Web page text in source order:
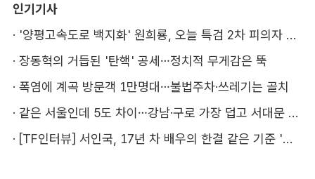
인기기사
·
'양평고속도로 백지화' 원희룡, 오늘 특검 2차 피의자 조사
· 장동혁의 거듭된 '탄핵' 공세…정치적 무게감은 뚝
· 폭염에 계곡 방문객 1만명대…불법주차·쓰레기는 골치
·
같은 서울인데 5도 차이…강남·구로 가장 덥고 서대문 낫다
·
[TF인터뷰] 서인국, 17년 차 배우의 한결 같은 기준 '성장'